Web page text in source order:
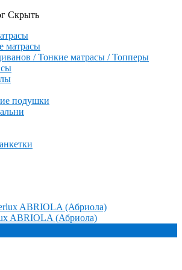
Скрыть
матрасы
/ Тонкие матрасы / Топперы
подушки
ABRIOLA (Абриола)